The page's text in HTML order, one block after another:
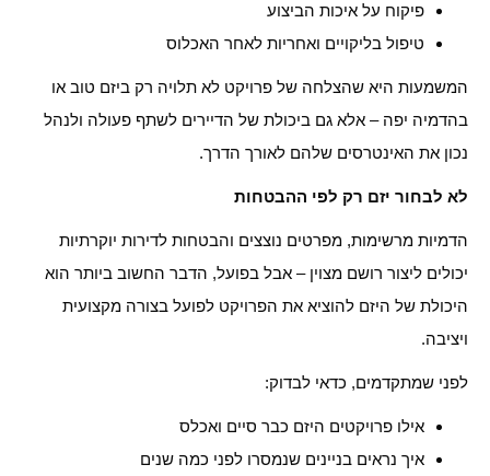
פיקוח על איכות הביצוע
טיפול בליקויים ואחריות לאחר האכלוס
המשמעות היא שהצלחה של פרויקט לא תלויה רק ביזם טוב או
בהדמיה יפה – אלא גם ביכולת של הדיירים לשתף פעולה ולנהל
נכון את האינטרסים שלהם לאורך הדרך.
לא לבחור יזם רק לפי ההבטחות
הדמיות מרשימות, מפרטים נוצצים והבטחות לדירות יוקרתיות
יכולים ליצור רושם מצוין – אבל בפועל, הדבר החשוב ביותר הוא
היכולת של היזם להוציא את הפרויקט לפועל בצורה מקצועית
ויציבה.
לפני שמתקדמים, כדאי לבדוק:
אילו פרויקטים היזם כבר סיים ואכלס
איך נראים בניינים שנמסרו לפני כמה שנים